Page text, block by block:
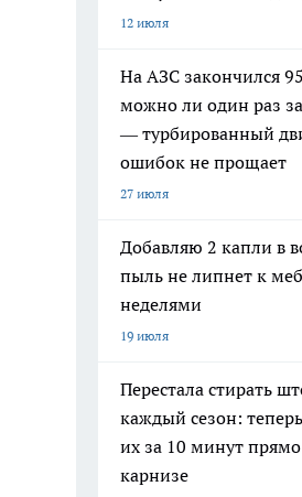
12 июля
На АЗС закончился
можно ли один раз
— турбированный
ошибок не прощает
27 июля
Добавляю 2 капли в
пыль не липнет к
неделями
19 июля
Перестала стирать
каждый сезон:
их за 10 минут
карнизе